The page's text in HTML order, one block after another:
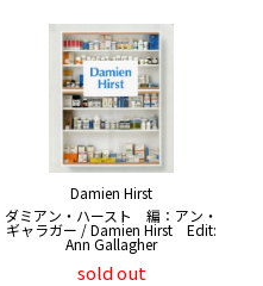
Damien Hirst
ダミアン・ハースト 編：アン・
ギャラガー / Damien Hirst Edit:
Ann Gallagher
sold out